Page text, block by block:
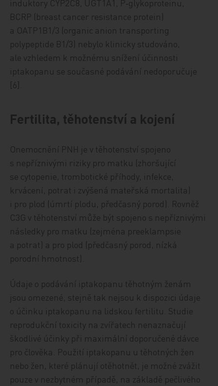
induktory CYP2C8, UGT1A1, P‑glykoproteinu,
BCRP (breast cancer resistance protein)
a OATP1B1/3 (organic anion transporting
polypeptide B1/3) nebylo klinicky studováno,
ale vzhledem k možnému snížení účinnosti
iptakopanu se současné podávání nedoporučuje
[6].
Fertilita, těhotenství a kojení
Onemocnění PNH je v těhotenství spojeno
s nepříznivými riziky pro matku (zhoršující
se cytopenie, trombotické příhody, infekce,
krvácení, potrat i zvýšená mateřská mortalita)
i pro plod (úmrtí plodu, předčasný porod). Rovněž
C3G v těhotenství může být spojeno s nepříznivými
následky pro matku (zejména preeklampsie
a potrat) a pro plod (předčasný porod, nízká
porodní hmotnost).
Údaje o podávání iptakopanu těhotným ženám
jsou omezené, stejně tak nejsou k dispozici údaje
o účinku iptakopanu na lidskou fertilitu. Studie
reprodukční toxicity na zvířatech nenaznačují
škodlivé účinky při maximální doporučené dávce
pro člověka. Použití iptakopanu u těhotných žen
nebo žen, které plánují otěhotnět, je možné zvážit
pouze v nezbytném případě, na základě pečlivého